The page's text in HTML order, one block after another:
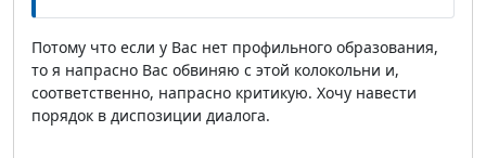
Потому что если у Вас нет профильного образования,
то я напрасно Вас обвиняю с этой колокольни и,
соответственно, напрасно критикую. Хочу навести
порядок в диспозиции диалога.